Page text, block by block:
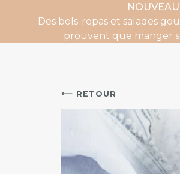
Des bols-repas et salades
prouvent que manger
⟵ RETOUR